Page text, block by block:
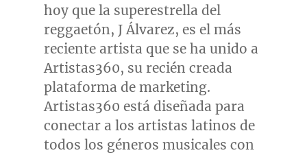
hoy que la superestrella del
reggaetón, J Álvarez, es el más
reciente artista que se ha unido a
Artistas360, su recién creada
plataforma de marketing.
Artistas360 está diseñada para
conectar a los artistas latinos de
todos los géneros musicales con